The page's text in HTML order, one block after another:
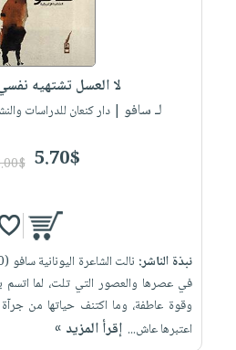
لا العسل تشتهيه
لـ سافو | دار كنعان للدراسات
5.70$
نبذة الناشر:
في عصرها والعصور التي تلت، لما اتسم
وقوة عاطفة، وما اكتنف حياتها من
اعتبرها عاش... إقرأ المزيد »